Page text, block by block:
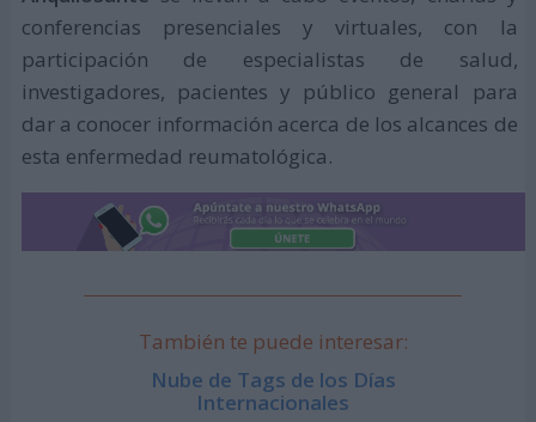
conferencias presenciales y virtuales, con la
participación de especialistas de salud,
investigadores, pacientes y público general para
dar a conocer información acerca de los alcances de
esta enfermedad reumatológica.
También te puede interesar:
Nube de Tags de los Días
Internacionales